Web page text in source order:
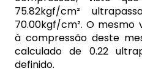
75.82kgf/cm²
70.00kgf/cm². O
à compressão deste
calculado de 0.22
definido.